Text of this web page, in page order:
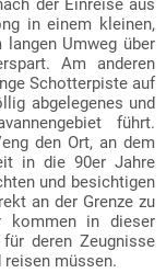
der Einreise aus
in einem kleinen,
Umweg über
Am anderen
Schotterpiste auf
abgelegenes und
führt.
den Ort, an dem
in die 90er Jahre
und besichtigen
an der Grenze zu
kommen in dieser
deren Zeugnisse
reisen müssen.